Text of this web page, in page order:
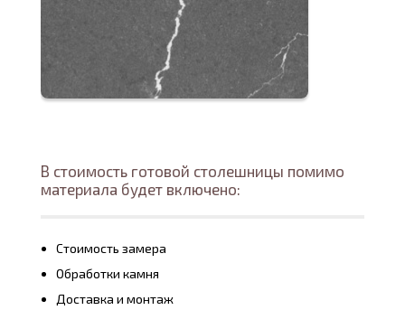
В стоимость готовой столешницы помимо
материала будет включено:
Стоимость замера
Обработки камня
Доставка и монтаж